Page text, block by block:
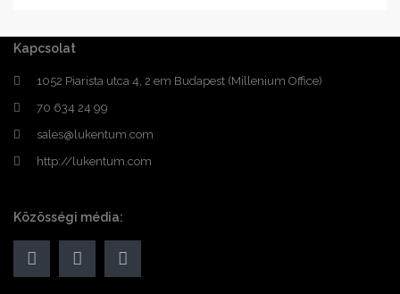
Kapcsolat
1052 Piarista utca 4, 2 em Budapest (Millenium Office)
70 634 24 99
sales@lukentum.com
http://lukentum.com
Közösségi média: